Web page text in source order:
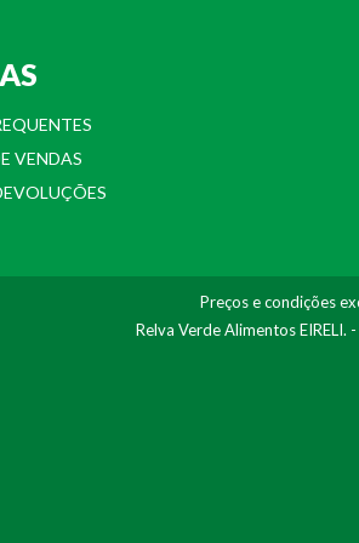
VENDAS
Preços e condições
Relva Verde Alimentos